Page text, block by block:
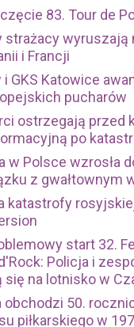
83. Tour de
strażacy wyruszają
i Francji
i GKS Katowice
pucharów
ostrzegają przed
po
w Polsce wzrosła
z gwałtownym
katastrofy
start 32.
Policja i
się na lotnisko w
obchodzi 50.
piłkarskiego w